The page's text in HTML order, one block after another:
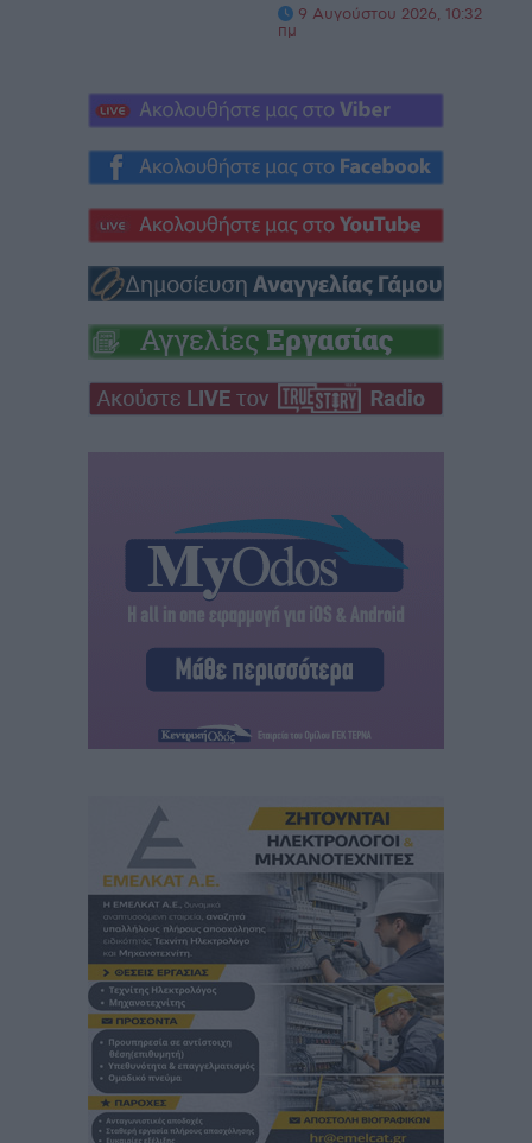
9 Αυγούστου 2026, 10:32
πμ